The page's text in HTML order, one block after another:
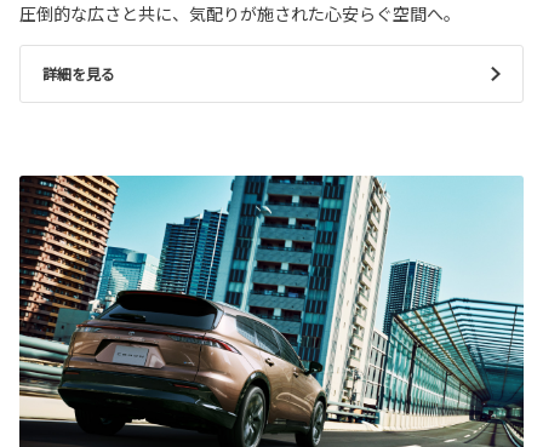
圧倒的な広さと共に、気配りが施された心安らぐ空間へ。
詳細を見る